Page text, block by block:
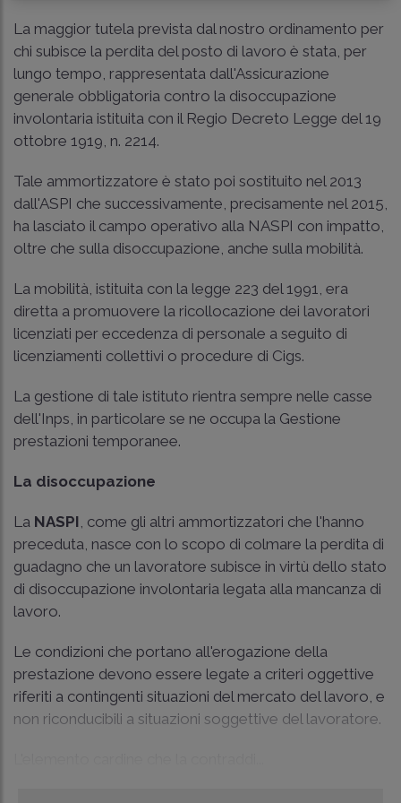
La maggior tutela prevista dal nostro ordinamento per
chi subisce la perdita del posto di lavoro è stata, per
lungo tempo, rappresentata dall'Assicurazione
generale obbligatoria contro la disoccupazione
involontaria istituita con il Regio Decreto Legge del 19
ottobre 1919, n. 2214.
Tale ammortizzatore è stato poi sostituito nel 2013
dall'ASPI che successivamente, precisamente nel 2015,
ha lasciato il campo operativo alla NASPI con impatto,
oltre che sulla disoccupazione, anche sulla mobilità.
La mobilità, istituita con la legge 223 del 1991, era
diretta a promuovere la ricollocazione dei lavoratori
licenziati per eccedenza di personale a seguito di
licenziamenti collettivi o procedure di Cigs.
La gestione di tale istituto rientra sempre nelle casse
dell'Inps, in particolare se ne occupa la Gestione
prestazioni temporanee.
La disoccupazione
La NASPI , come gli altri ammortizzatori che l'hanno
preceduta, nasce con lo scopo di colmare la perdita di
guadagno che un lavoratore subisce in virtù dello stato
di disoccupazione involontaria legata alla mancanza di
lavoro.
Le condizioni che portano all'erogazione della
prestazione devono essere legate a criteri oggettive
riferiti a contingenti situazioni del mercato del lavoro, e
non riconducibili a situazioni soggettive del lavoratore.